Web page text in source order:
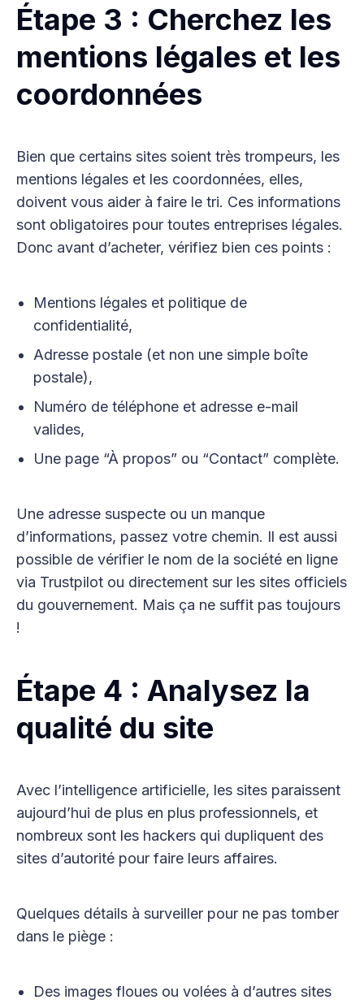
Étape 3 : Cherchez les
mentions légales et les
coordonnées
Bien que certains sites soient très trompeurs, les
mentions légales et les coordonnées, elles,
doivent vous aider à faire le tri. Ces informations
sont obligatoires pour toutes entreprises légales.
Donc avant d’acheter, vérifiez bien ces points :
Mentions légales et politique de
confidentialité,
Adresse postale (et non une simple boîte
postale),
Numéro de téléphone et adresse e-mail
valides,
Une page “À propos” ou “Contact” complète.
Une adresse suspecte ou un manque
d’informations, passez votre chemin. Il est aussi
possible de vérifier le nom de la société en ligne
via Trustpilot ou directement sur les sites officiels
du gouvernement. Mais ça ne suffit pas toujours
!
Étape 4 : Analysez la
qualité du site
Avec l’intelligence artificielle, les sites paraissent
aujourd’hui de plus en plus professionnels, et
nombreux sont les hackers qui dupliquent des
sites d’autorité pour faire leurs affaires.
Quelques détails à surveiller pour ne pas tomber
dans le piège :
Des images floues ou volées à d’autres sites